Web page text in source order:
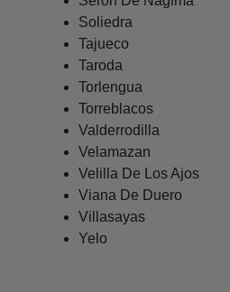
Soliedra
Tajueco
Taroda
Torlengua
Torreblacos
Valderrodilla
Velamazan
Velilla De Los Ajos
Viana De Duero
Villasayas
Yelo